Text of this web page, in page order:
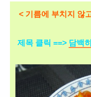
< 기름에 부치지 않
제목 클릭 ==> 담백